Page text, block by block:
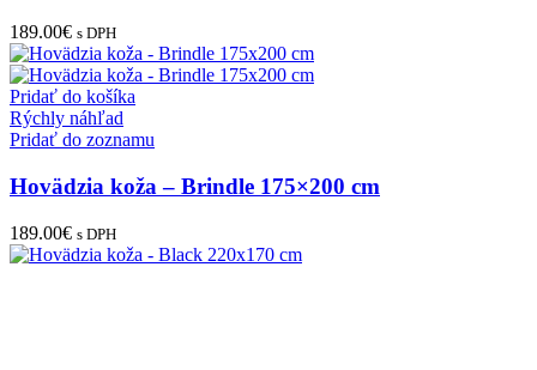
189.00€ s DPH
Pridať do košíka
Rýchly náhľad
Pridať do zoznamu
Hovädzia koža – Brindle 175×200 cm
189.00€ s DPH